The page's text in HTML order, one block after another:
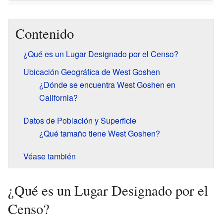
Contenido
¿Qué es un Lugar Designado por el Censo?
Ubicación Geográfica de West Goshen
¿Dónde se encuentra West Goshen en
California?
Datos de Población y Superficie
¿Qué tamaño tiene West Goshen?
Véase también
¿Qué es un Lugar Designado por el
Censo?